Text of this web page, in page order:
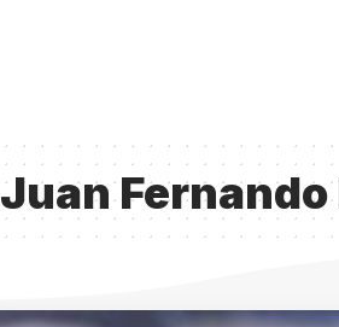
Juan Fernando